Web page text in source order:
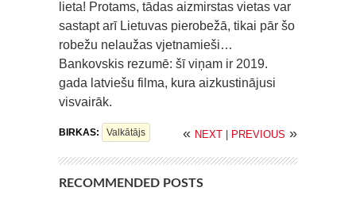
lieta! Protams, tādas aizmirstas vietas var
sastapt arī Lietuvas pierobežā, tikai pār šo
robežu nelaužas vjetnamieši…
Bankovskis rezumē: šī viņam ir 2019.
gada latviešu filma, kura aizkustinājusi
visvairāk.
BIRKAS: Valkātājs « NEXT PREVIOUS »
RECOMMENDED POSTS